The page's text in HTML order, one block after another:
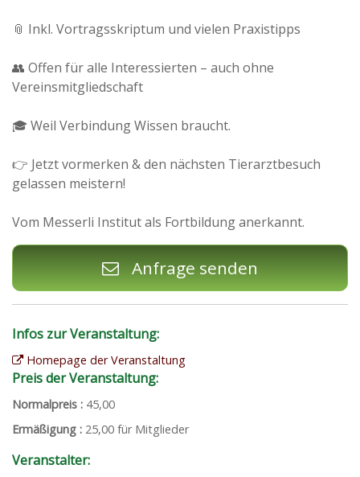
📎 Inkl. Vortragsskriptum und vielen Praxistipps
👥 Offen für alle Interessierten – auch ohne
Vereinsmitgliedschaft
🎓 Weil Verbindung Wissen braucht.
👉 Jetzt vormerken & den nächsten Tierarztbesuch
gelassen meistern!
Vom Messerli Institut als Fortbildung anerkannt.
Anfrage senden
Infos zur Veranstaltung:
Homepage der Veranstaltung
Preis der Veranstaltung:
Normalpreis : 45,00
Ermäßigung : 25,00 für Mitglieder
Veranstalter: